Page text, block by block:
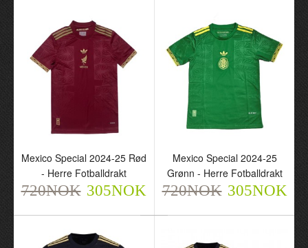
Mexico x Goku Special
2025 - Herre Fotballdrakt
720NOK
Mexico x Eagle Special
2025 Svart - Herre
720NOK 305NOK
Mexico Special 2024-25 Rød
- Herre Fotballdrakt
720NOK 305NOK
Mexico Special 2024-25
Grønn - Herre Fotballdrakt
720NOK 305NOK